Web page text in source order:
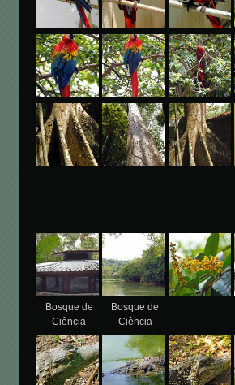
Bosque de
Ciência
Bosque de
Ciência